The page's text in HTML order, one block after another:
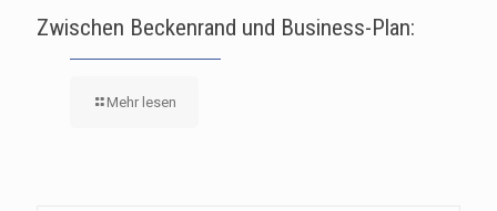
Zwischen Beckenrand und Business-Plan:
Mehr lesen